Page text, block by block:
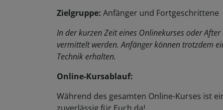
Zielgruppe: Anfänger und Fortgeschrittene
In der kurzen Zeit eines Onlinekurses oder
vermittelt werden. Anfänger können trotzdem
Technik erhalten.
Online-Kursablauf:
Während des gesamten Online-Kurses ist
zuverlässig für Euch da!